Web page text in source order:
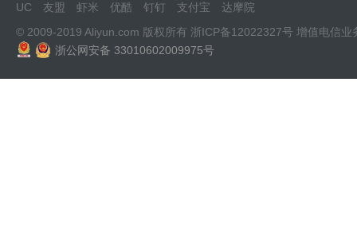
UC
友盟 虾米 优酷 钉钉 支付宝
达摩院
© 2009-2019 Aliyun.com 版权所有 浙ICP备12022327号 增值电信业
浙公网安备 33010602009975号